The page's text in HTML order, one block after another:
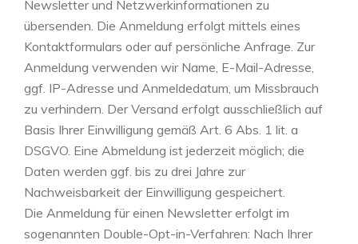
Newsletter und Netzwerkinformationen zu
übersenden. Die Anmeldung erfolgt mittels eines
Kontaktformulars oder auf persönliche Anfrage. Zur
Anmeldung verwenden wir Name, E-Mail-Adresse,
ggf. IP-Adresse und Anmeldedatum, um Missbrauch
zu verhindern. Der Versand erfolgt ausschließlich auf
Basis Ihrer Einwilligung gemäß Art. 6 Abs. 1 lit. a
DSGVO. Eine Abmeldung ist jederzeit möglich; die
Daten werden ggf. bis zu drei Jahre zur
Nachweisbarkeit der Einwilligung gespeichert.
Die Anmeldung für einen Newsletter erfolgt im
sogenannten Double-Opt-in-Verfahren: Nach Ihrer